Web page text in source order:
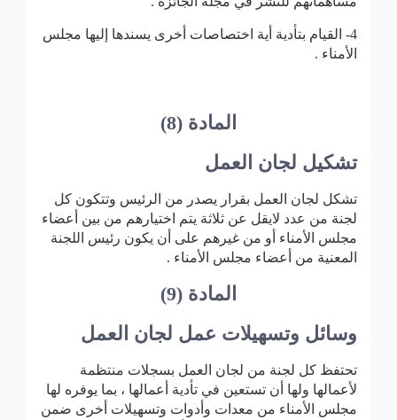
4- القيام بتأدية أية اختصاصات أخرى يسندها إليها مجلس
الأمناء .
المادة (8)
تشكيل لجان العمل
تشكل لجان العمل بقرار يصدر من الرئيس وتتكون كل
لجنة من عدد لايقل عن ثلاثة يتم اختيارهم من بين أعضاء
مجلس الأمناء أو من غيرهم على أن يكون رئيس اللجنة
المعنية من أعضاء مجلس الأمناء .
المادة (9)
وسائل وتسهيلات عمل لجان العمل
تحتفظ كل لجنة من لجان العمل بسجلات منتظمة
لأعمالها ولها أن تستعين في تأدية أعمالها ، بما يوفره لها
مجلس الأمناء من معدات وأدوات وتسهيلات أخرى ضمن